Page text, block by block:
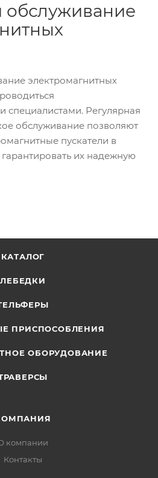
обслуживание
электромагнитных
Регулярная
обслуживание позволяют
пускатели в
их надежную
КАТАЛОГ
ЛЕБЕДКИ
ПРИСПОСОБЛЕНИЯ
ОБОРУДОВАНИЕ
компании
Контакты